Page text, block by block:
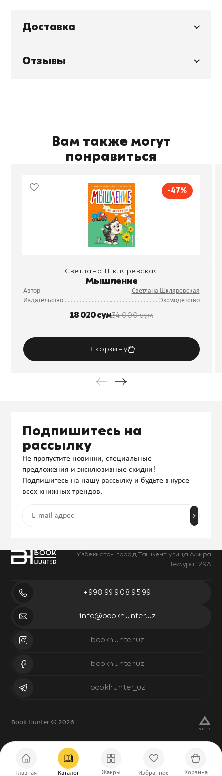
Главная Каталог Жанры Избранное Корзина
Доставка
Отзывы
Вам также могут
понравиться
-47%
Светлана Шкляревская
Мышление
Автор
Светлана Шкляревская
Издательство
Эксмодетство
18 020 сум34 000 сум
В корзину
Узбекистан, город Ташкент, улица Амира
Темура 129А
+998 99 908 95 99
info@bookhunter.uz
bookhunter.uz
bookhunter.uz
bookhunter_uz
Подпишитесь на
рассылку
Не пропустите новинки, специальные
предложения и эксклюзивные скидки!
Подпишитесь на нашу рассылку и будьте в курсе
всех книжных трендов.
Book Hunter © 2026